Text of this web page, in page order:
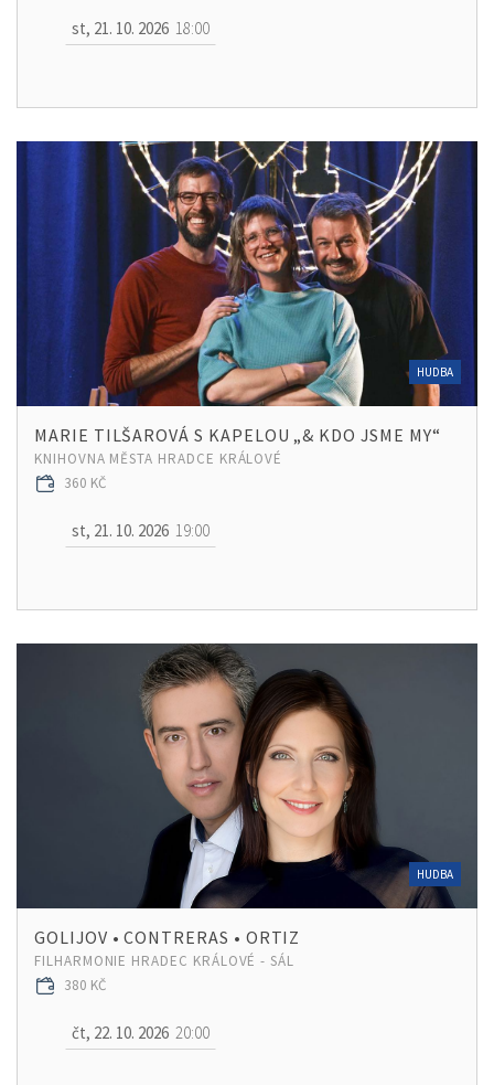
st, 21. 10. 2026 18:00
HUDBA
MARIE TILŠAROVÁ S KAPELOU „& KDO JSME MY“
KNIHOVNA MĚSTA HRADCE KRÁLOVÉ
360 KČ
st, 21. 10. 2026 19:00
HUDBA
GOLIJOV • CONTRERAS • ORTIZ
FILHARMONIE HRADEC KRÁLOVÉ - SÁL
380 KČ
čt, 22. 10. 2026 20:00